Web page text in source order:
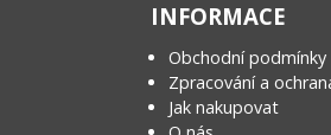
INFORMACE
Obchodní podmínky
Zpracování a
Jak nakupovat